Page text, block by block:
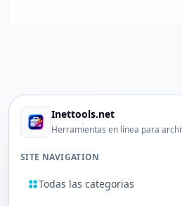
Inettools.net
Herramientas en línea para
SITE NAVIGATION
Todas las categorias